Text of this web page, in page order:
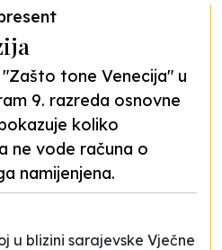
tone Venecija" u
9. razreda osnovne
koliko
ne vode računa o
namijenjena.
u blizini sarajevske Vječne